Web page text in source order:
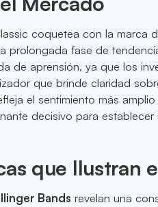
coquetea con la marca
prolongada fase de
de aprensión, ya que los
que brinde claridad
el sentimiento más
decisivo para
que Ilustran
Bands revelan una